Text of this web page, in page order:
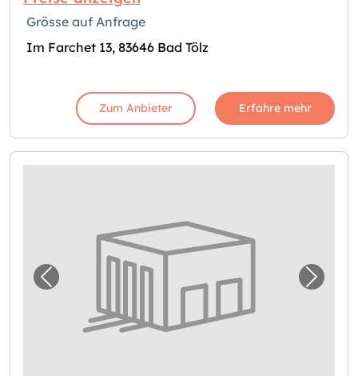
Grösse auf Anfrage
Im Farchet 13, 83646 Bad Tölz
Zum Anbieter Erfahre mehr
Vorheriges Bild für "Lager in Hausham